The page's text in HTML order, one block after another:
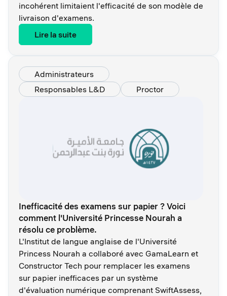
incohérent limitaient l'efficacité de son modèle de
livraison d'examens.
Lire la suite
Administrateurs
Responsables L&D
Proctor
Inefficacité des examens sur papier ? Voici
comment l'Université Princesse Nourah a
résolu ce problème.
L'Institut de langue anglaise de l'Université
Princess Nourah a collaboré avec GamaLearn et
Constructor Tech pour remplacer les examens
sur papier inefficaces par un système
d'évaluation numérique comprenant SwiftAssess,